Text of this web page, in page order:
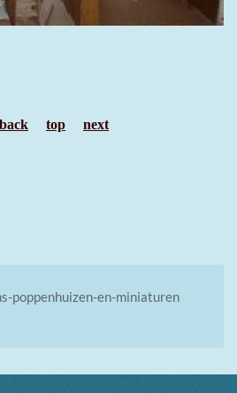
back top next
poppenhuizen-en-miniaturen